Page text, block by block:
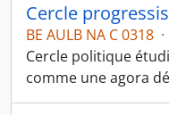
Cercle
BE AULB NA C 0318 ·
Cercle politique
comme une agora